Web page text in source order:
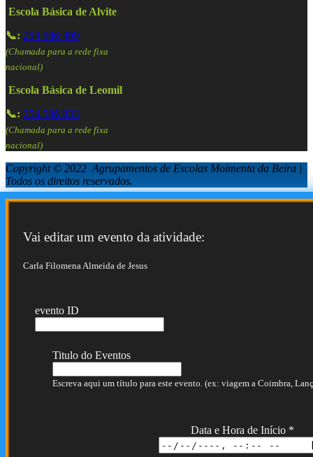
Escola Básica de Alvite
📞: 254 586 409
(Chamada para a rede fixa
nacional)
Escola Básica de Leomil
📞: 254 586 833
(Chamada para a rede fixa
nacional)
Copyright © 2022 Agrupamentos de Escolas Moimenta da Beira |
Todos os direitos reservados.
Vai editar um evento da atividade:
Carla Filomena Almeida de Jesus
evento ID
Titulo do Eventos
Escreva aqui um título para este evento. (ex: viagem a Coimbra,
Data e Hora de Início *